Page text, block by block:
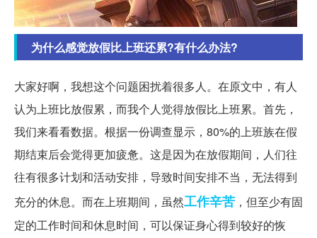
为什么感觉放假比上班还累?有什么办法?
大家好啊，我想这个问题困扰着很多人。在原文中，有人
认为上班比放假累，而我个人觉得放假比上班累。首先，
我们来看看数据。根据一份调查显示，80%的上班族在假
期结束后会觉得更加疲惫。这是因为在放假期间，人们往
往有很多计划和活动安排，导致时间安排不当，无法得到
充分的休息。而在上班期间，虽然工作辛苦 ，但至少有固
定的工作时间和休息时间，可以保证身心得到较好的恢